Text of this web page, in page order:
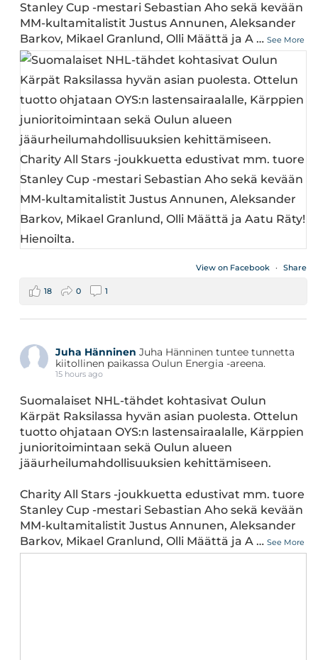
Stanley Cup -mestari Sebastian Aho sekä kevään
MM-kultamitalistit Justus Annunen, Aleksander
Barkov, Mikael Granlund, Olli Määttä ja A …See More
View on Facebook · Share
18 0 1
Juha HänninenJuha Hänninen tuntee tunnetta
kiitollinen paikassa Oulun Energia -areena.
15 hours ago
Suomalaiset NHL-tähdet kohtasivat Oulun
Kärpät Raksilassa hyvän asian puolesta. Ottelun
tuotto ohjataan OYS:n lastensairaalalle, Kärppien
junioritoimintaan sekä Oulun alueen
jääurheilumahdollisuuksien kehittämiseen.
Charity All Stars -joukkuetta edustivat mm. tuore
Stanley Cup -mestari Sebastian Aho sekä kevään
MM-kultamitalistit Justus Annunen, Aleksander
Barkov, Mikael Granlund, Olli Määttä ja A …See More